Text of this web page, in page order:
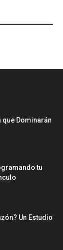
que Dominarán
tu
Un Estudio